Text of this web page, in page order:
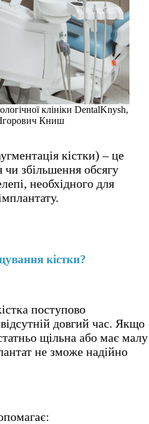
клініки DentalKnysh,
Ігорович Книш
кістки) – це
чи збільшення обсягу
необхідного для
кістки?
поступово
довгий час. Якщо
щільна або має малу
не зможе надійно